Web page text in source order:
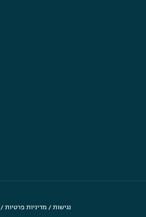
נגישות/ מדיניות פרטיות/